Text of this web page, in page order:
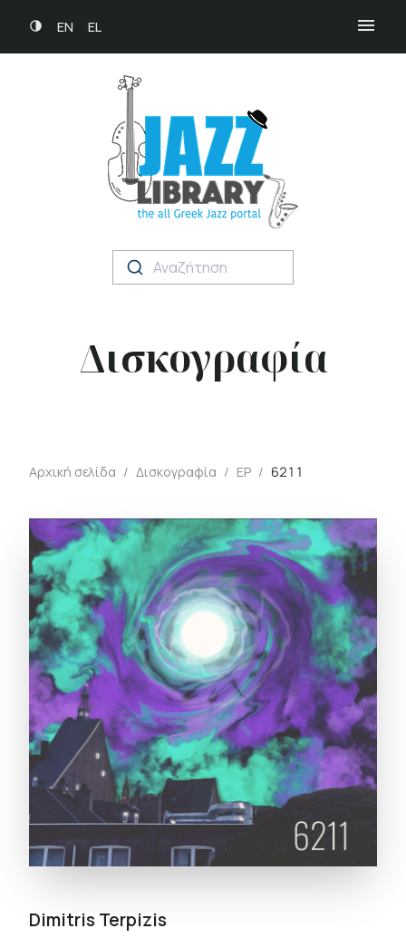
EN EL
Αναζήτηση
Δισκογραφία
Αρχική σελίδα / Δισκογραφία / EP / 6211
Dimitris Terpizis